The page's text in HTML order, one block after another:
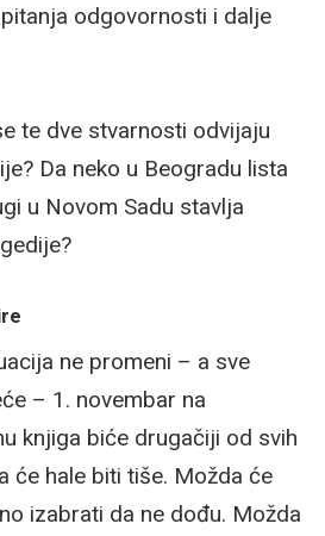
odgovornosti i dalje
te dve stvarnosti odvijaju
Da neko u Beogradu lista
u Novom Sadu stavlja
ne promeni – a sve
– 1. novembar na
knjiga biće drugačiji od svih
će hale biti tiše. Možda će
izabrati da ne dođu. Možda